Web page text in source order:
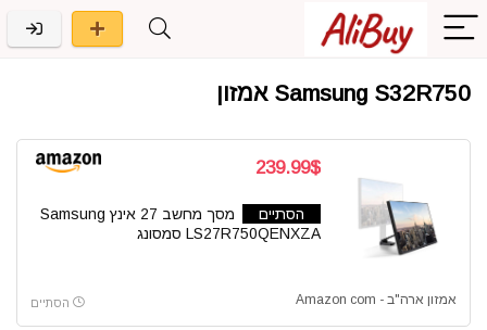
Samsung S32R750 אמזון
239.99$
הסתיים
מסך מחשב 27 אינץ Samsung
LS27R750QENXZA סמסונג
אמזון ארה"ב - Amazon com הסתיים